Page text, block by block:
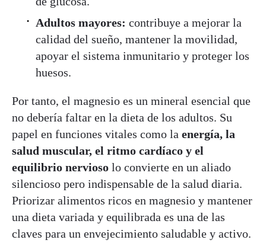
Adultos mayores: contribuye a mejorar la
calidad del sueño, mantener la movilidad,
apoyar el sistema inmunitario y proteger los
huesos.
Por tanto, el magnesio es un mineral esencial que
no debería faltar en la dieta de los adultos. Su
papel en funciones vitales como la energía, la
salud muscular, el ritmo cardíaco y el
equilibrio nervioso lo convierte en un aliado
silencioso pero indispensable de la salud diaria.
Priorizar alimentos ricos en magnesio y mantener
una dieta variada y equilibrada es una de las
claves para un envejecimiento saludable y activo.